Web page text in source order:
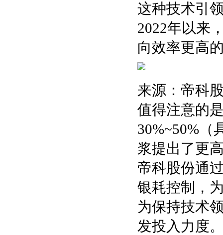
这种技术引
2022年以来
向效率更高
来源：帝科
值得注意的
30%~50%（
浆提出了更
帝科股份通
银耗控制，
为保持技术
发投入力度